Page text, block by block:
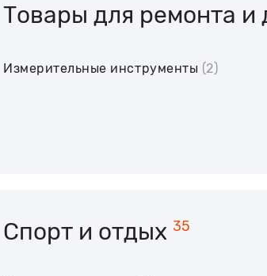
Товары для ремонта и
Измерительные инструменты (2)
Спорт и отдых 35